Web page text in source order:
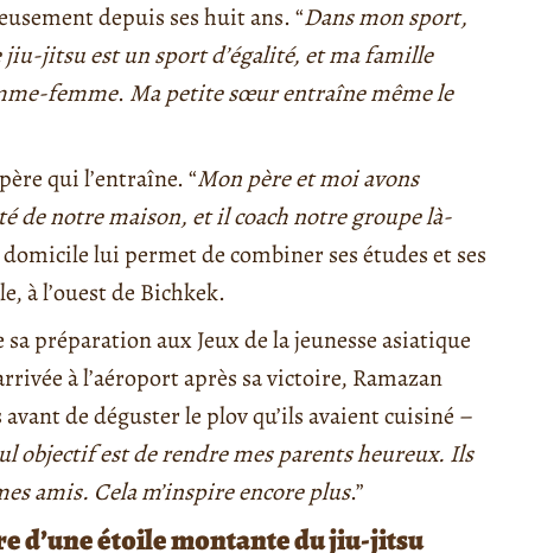
depuis ses huit ans. “Dans mon sport,
jitsu est un sport d’égalité, et ma famille
femme. Ma petite sœur entraîne même le
qui l’entraîne. “Mon père et moi avons
de notre maison, et il coach notre groupe là-
lui permet de combiner ses études et ses
à l’ouest de Bichkek.
préparation aux Jeux de la jeunesse asiatique
à l’aéroport après sa victoire, Ramazan
de déguster le plov qu’ils avaient cuisiné –
objectif est de rendre mes parents heureux. Ils
amis. Cela m’inspire encore plus.”
d’une étoile montante du jiu-jitsu